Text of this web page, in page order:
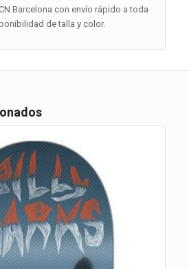
Barcelona con envío rápido a toda
de talla y color.